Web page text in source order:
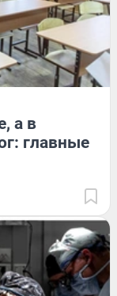
а в
главные